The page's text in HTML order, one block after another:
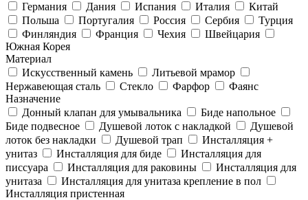
Германия
Дания Испания Италия
Китай
Польша
Португалия Россия Сербия
Турция
Финляндия
Франция Чехия
Швейцария
Южная Корея
Материал
Искусственный камень
Литьевой мрамор
Нержавеющая сталь
Стекло Фарфор
Фаянс
Назначение
Донный клапан для умывальника
Биде напольное
Биде подвесное
Душевой лоток с накладкой
Душевой
лоток без накладки
Душевой трап
Инсталляция +
унитаз
Инсталляция для биде
Инсталляция для
писсуара
Инсталляция для раковины
Инсталляция для
унитаза
Инсталляция для унитаза крепление в пол
Инсталляция пристенная